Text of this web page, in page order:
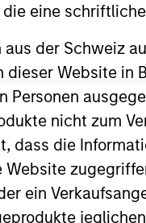
eine
der Schweiz
dieser Website in
Personen
nicht zum
dass die
Website
ein
2025. The above is
performance (for
of their
clicking on any links
and the
of any information
site